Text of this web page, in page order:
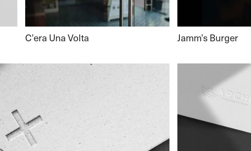
C’era Una Volta Jamm’s Burger